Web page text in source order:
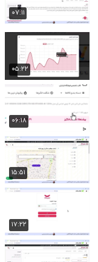
۰۷:۱۱
۰۵:۲۲
۰۶:۱۸
۱۵:۵۱
۱۷:۲۲